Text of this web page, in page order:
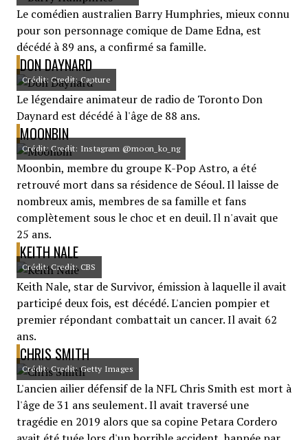
Le comédien australien Barry Humphries, mieux connu
pour son personnage comique de Dame Edna, est
décédé à 89 ans, a confirmé sa famille.
DON DAYNARD
Crédit: Credit: Capture
Le légendaire animateur de radio de Toronto Don
Daynard est décédé à l'âge de 88 ans.
MOONBIN
Crédit: Credit: Instagram @moon_ko_ng
Moonbin, membre du groupe K-Pop Astro, a été
retrouvé mort dans sa résidence de Séoul. Il laisse de
nombreux amis, membres de sa famille et fans
complètement sous le choc et en deuil. Il n'avait que
25 ans.
KEITH NALE
Crédit: Credit: CBS
Keith Nale, star de Survivor, émission à laquelle il avait
participé deux fois, est décédé. L'ancien pompier et
premier répondant combattait un cancer. Il avait 62
ans.
CHRIS SMITH
Crédit: Credit: Getty Images
L'ancien ailier défensif de la NFL Chris Smith est mort à
l'âge de 31 ans seulement. Il avait traversé une
tragédie en 2019 alors que sa copine Petara Cordero